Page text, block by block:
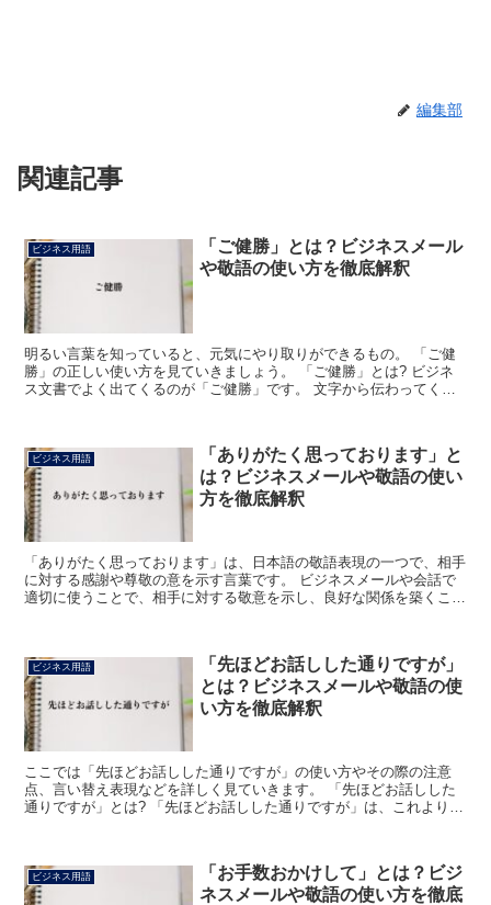
編集部
関連記事
ビジネス用語
「ご健勝」とは？ビジネスメール
や敬語の使い方を徹底解釈
明るい言葉を知っていると、元気にやり取りができるもの。 「ご健
勝」の正しい使い方を見ていきましょう。 「ご健勝」とは? ビジネ
ス文書でよく出てくるのが「ご健勝」です。 文字から伝わってくる
ビジネス用語
「ありがたく思っております」と
は？ビジネスメールや敬語の使い
方を徹底解釈
「ありがたく思っております」は、日本語の敬語表現の一つで、相手
に対する感謝や尊敬の意を示す言葉です。 ビジネスメールや会話で
適切に使うことで、相手に対する敬意を示し、良好な関係を築くこと
ビジネス用語
「先ほどお話しした通りですが」
とは？ビジネスメールや敬語の使
い方を徹底解釈
ここでは「先ほどお話しした通りですが」の使い方やその際の注意
点、言い替え表現などを詳しく見ていきます。 「先ほどお話しした
通りですが」とは? 「先ほどお話しした通りですが」は、これより前
ビジネス用語
「お手数おかけして」とは？ビジ
ネスメールや敬語の使い方を徹底